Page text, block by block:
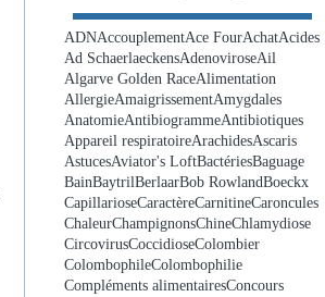
15 mai 2024
ADNAccouplementAce FourAchatAcides
Ad SchaerlaeckensAdenoviroseAil
Algarve Golden RaceAlimentation
AllergieAmaigrissementAmygdales
AnatomieAntibiogrammeAntibiotiques
Appareil respiratoireArachidesAscaris
AstucesAviator's LoftBactériesBaguage
BainBaytrilBerlaarBob RowlandBoeckx
CapillarioseCaractèreCarnitineCaroncules
ChaleurChampignonsChineChlamydiose
CircovirusCoccidioseColombier
ColombophileColombophilie
Compléments alimentairesConcours